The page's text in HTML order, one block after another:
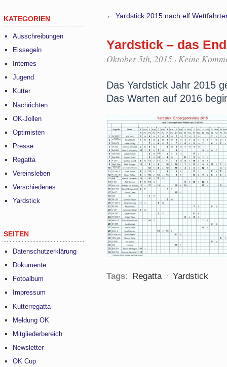
KATEGORIEN
Ausschreibungen
Eissegeln
Internes
Jugend
Kutter
Nachrichten
OK-Jollen
Optimisten
Presse
Regatta
Vereinsleben
Verschiedenes
Yardstick
SEITEN
Datenschutzerklärung
Dokumente
Fotoalbum
Impressum
Kutterregatta
Meldung OK
Mitgliederbereich
Newsletter
OK Cup
← Yardstick 2015 nach elf
Yardstick – das
Oktober 5th, 2015 · Keine
Das Yardstick Jahr 2015
Das Warten auf 2016
Tags: Regatta · Yardstick